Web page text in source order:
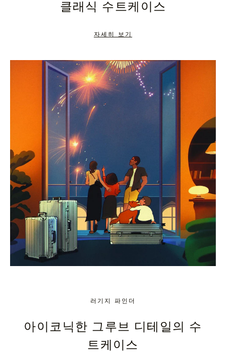
TO
UNMUTE
클래식 수트케이스
자세히 보기
러기지 파인더
아이코닉한 그루브 디테일의 수
트케이스